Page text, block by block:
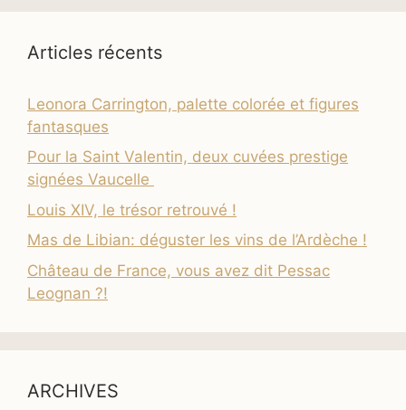
Articles récents
Leonora Carrington, palette colorée et figures
fantasques
Pour la Saint Valentin, deux cuvées prestige
signées Vaucelle
Louis XIV, le trésor retrouvé !
Mas de Libian: déguster les vins de l’Ardèche !
Château de France, vous avez dit Pessac
Leognan ?!
ARCHIVES